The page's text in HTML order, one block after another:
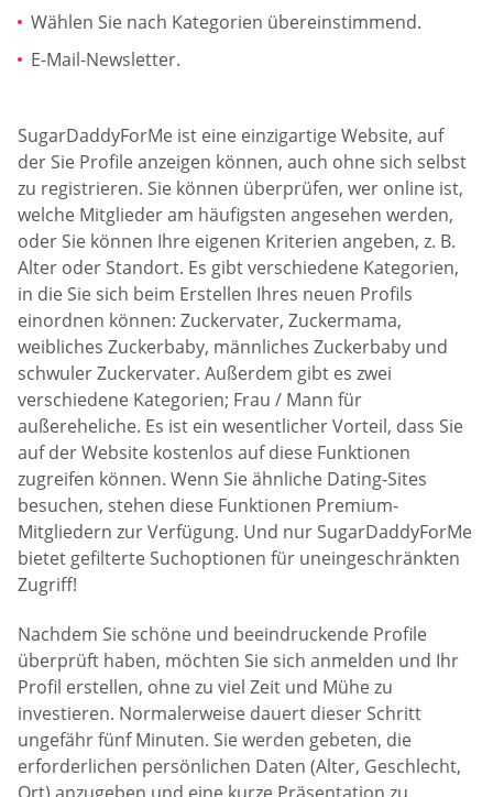
Wählen Sie nach Kategorien übereinstimmend.
E-Mail-Newsletter.
SugarDaddyForMe ist eine einzigartige Website, auf
der Sie Profile anzeigen können, auch ohne sich selbst
zu registrieren. Sie können überprüfen, wer online ist,
welche Mitglieder am häufigsten angesehen werden,
oder Sie können Ihre eigenen Kriterien angeben, z. B.
Alter oder Standort. Es gibt verschiedene Kategorien,
in die Sie sich beim Erstellen Ihres neuen Profils
einordnen können: Zuckervater, Zuckermama,
weibliches Zuckerbaby, männliches Zuckerbaby und
schwuler Zuckervater. Außerdem gibt es zwei
verschiedene Kategorien; Frau / Mann für
außereheliche. Es ist ein wesentlicher Vorteil, dass Sie
auf der Website kostenlos auf diese Funktionen
zugreifen können. Wenn Sie ähnliche Dating-Sites
besuchen, stehen diese Funktionen Premium-
Mitgliedern zur Verfügung. Und nur SugarDaddyForMe
bietet gefilterte Suchoptionen für uneingeschränkten
Zugriff!
Nachdem Sie schöne und beeindruckende Profile
überprüft haben, möchten Sie sich anmelden und Ihr
Profil erstellen, ohne zu viel Zeit und Mühe zu
investieren. Normalerweise dauert dieser Schritt
ungefähr fünf Minuten. Sie werden gebeten, die
erforderlichen persönlichen Daten (Alter, Geschlecht,